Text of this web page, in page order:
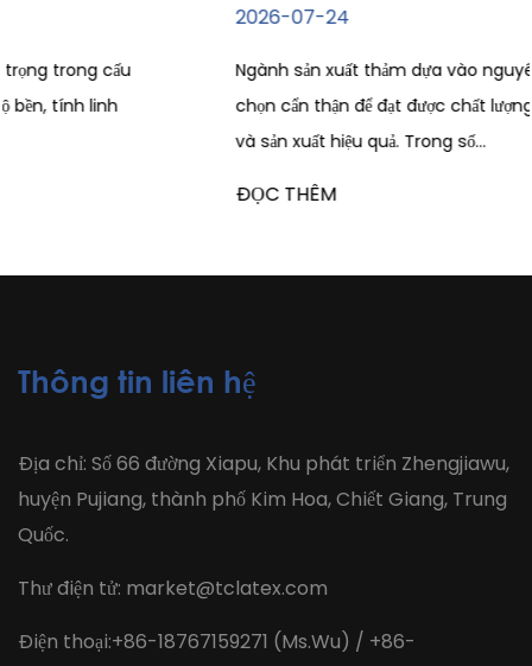
Ngành sản xuất thảm dựa vào nguyên liệu thô được lựa
chọn cẩn thận để đạt được chất lượng sản phẩm ổn định
và sản xuất hiệu quả. Trong số...
Thông tin liên hệ
Địa chỉ: Số 66 đường Xiapu, Khu phát triển Zhengjiawu,
huyện Pujiang, thành phố Kim Hoa, Chiết Giang, Trung
Quốc.
Thư điện tử: market@tclatex.com
Điện thoại:+86-18767159271 (Ms.Wu) / +86-